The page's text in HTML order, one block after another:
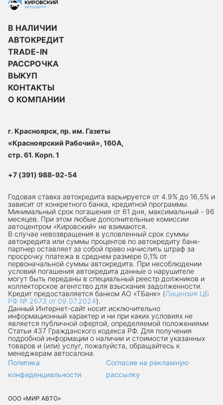
В НАЛИЧИИ
АВТОКРЕДИТ
TRADE-IN
РАССРОЧКА
ВЫКУП
КОНТАКТЫ
О КОМПАНИИ
г. Красноярск, пр. им. Газеты
«Красноярский Рабочий», 160А,
стр. 61. Корп. 1
+7 (391) 988-92-54
Годовая ставка автокредита варьируется от 4.9% до 16,5% и
зависит от конкретного банка, кредитной программы.
Минимальный срок погашения от 61 дня, максимальный - 96
месяцев. При этом любые дополнительные комиссии
автоцентром «Кировский» не взимаются.
В случае невозвращения в условленный срок суммы
автокредита или суммы процентов по автокредиту банк-
партнер оставляет за собой право начислить штраф за
просрочку платежа в среднем размере 0,1% от
первоначальной суммы автокредита. При несоблюдении
условий погашения автокредита данные о нарушителе
могут быть переданы в специальный реестр должников и
коллекторское агентство для взыскания задолженности.
Кредит предоставляется банком АО «ТБанк» (Лицензия ЦБ
РФ № 2673 от 09.07.2024).
Данный Интернет-сaйт носит исключительно
информационный характер и ни при каких условиях не
является публичной офертой, определяемой положениями
Статьи 437 Гражданского кодекса РФ. Для получения
подробной информации о наличии и стоимости указанных
товаров и (или) услуг, пожалуйста, обращайтесь к
менеджерам автосалона.
Политика
конфиденциальности
Согласие на рекламную
рассылку
ООО «МИР АВТО»